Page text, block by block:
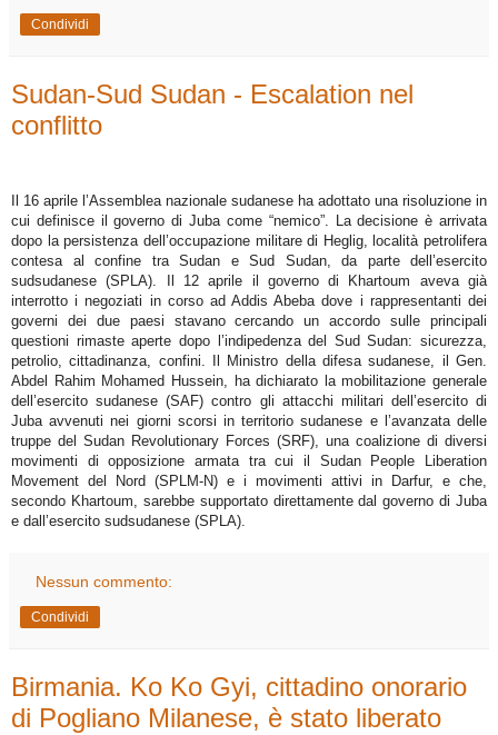
Condividi
Sudan-Sud Sudan - Escalation nel
conflitto
Il 16 aprile l’Assemblea nazionale sudanese ha adottato una risoluzione in
cui definisce il governo di Juba come “nemico”. La decisione è arrivata
dopo la persistenza dell’occupazione militare di Heglig, località petrolifera
contesa al confine tra Sudan e Sud Sudan, da parte dell’esercito
sudsudanese (SPLA). Il 12 aprile il governo di Khartoum aveva già
interrotto i negoziati in corso ad Addis Abeba dove i rappresentanti dei
governi dei due paesi stavano cercando un accordo sulle principali
questioni rimaste aperte dopo l’indipedenza del Sud Sudan: sicurezza,
petrolio, cittadinanza, confini. Il Ministro della difesa sudanese, il Gen.
Abdel Rahim Mohamed Hussein, ha dichiarato la mobilitazione generale
dell’esercito sudanese (SAF) contro gli attacchi militari dell’esercito di
Juba avvenuti nei giorni scorsi in territorio sudanese e l’avanzata delle
truppe del Sudan Revolutionary Forces (SRF), una coalizione di diversi
movimenti di opposizione armata tra cui il Sudan People Liberation
Movement del Nord (SPLM-N) e i movimenti attivi in Darfur, e che,
secondo Khartoum, sarebbe supportato direttamente dal governo di Juba
e dall’esercito sudsudanese (SPLA).
Nessun commento:
Condividi
Birmania. Ko Ko Gyi, cittadino onorario
di Pogliano Milanese, è stato liberato